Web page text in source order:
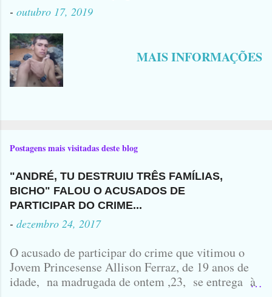
- outubro 17, 2019
MAIS INFORMAÇÕES
Postagens mais visitadas deste blog
"ANDRÉ, TU DESTRUIU TRÊS FAMÍLIAS,
BICHO" FALOU O ACUSADOS DE
PARTICIPAR DO CRIME...
- dezembro 24, 2017
O acusado de participar do crime que vitimou o
Jovem Princesense Allison Ferraz, de 19 anos de
idade, na madrugada de ontem ,23, se entrega à